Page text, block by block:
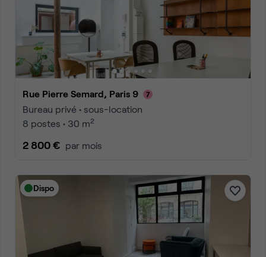
Rue Pierre Semard, Paris 9
Bureau privé • sous-location
8 postes • 30 m2
2 800 € par mois
Dispo